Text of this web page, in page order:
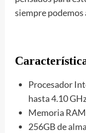
siempre
Procesador
hasta 4.10
Memoria
256GB de